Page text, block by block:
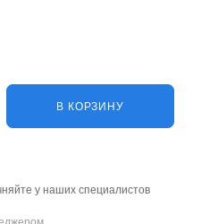
В КОРЗИНУ
у наших специалистов